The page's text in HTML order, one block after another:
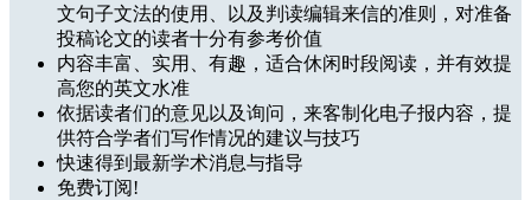
文句子文法的使用、以及判读编辑来信的准则，对准备
投稿论文的读者十分有参考价值
内容丰富、实用、有趣，适合休闲时段阅读，并有效提
高您的英文水准
依据读者们的意见以及询问，来客制化电子报内容，提
供符合学者们写作情况的建议与技巧
快速得到最新学术消息与指导
免费订阅!